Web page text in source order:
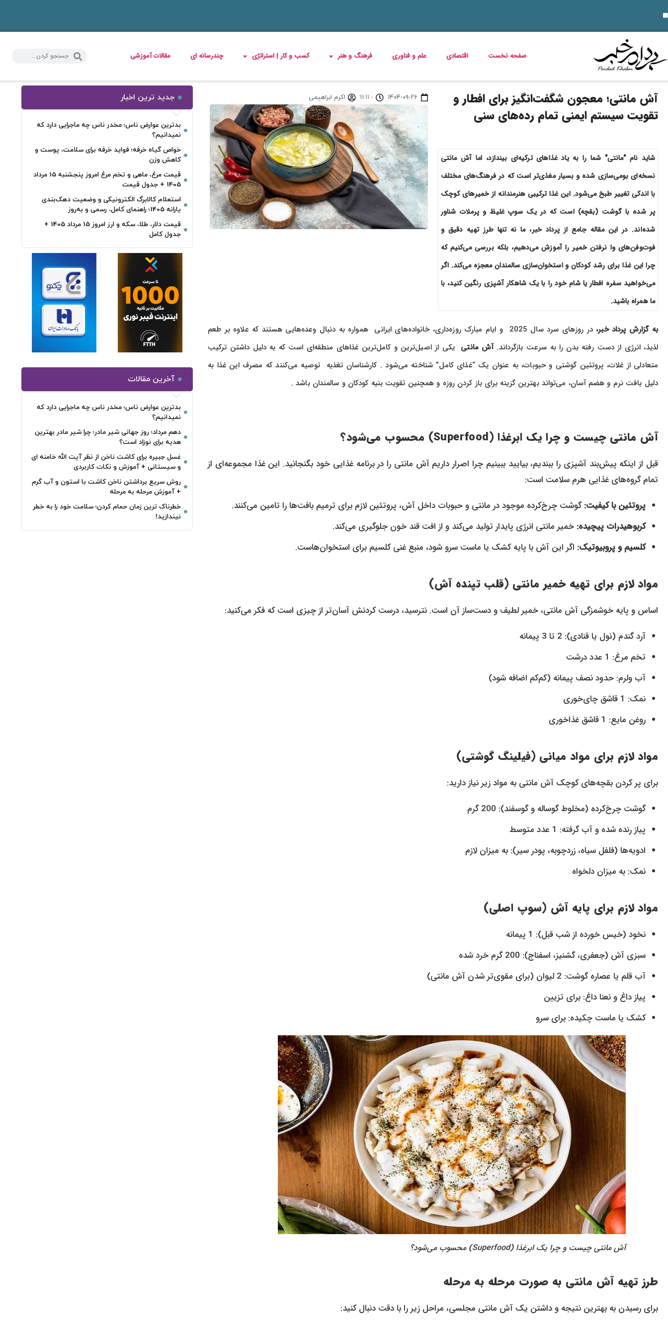
صفحه نخست اقتصادی علم و فناوری فرهنگ و هنر کسب و کار | استراتژی چندرسانه ای مقالات آموزشی
آش مانتی؛ معجون شگفت‌انگیز برای افطار و
تقویت سیستم ایمنی تمام رده‌های سنی
شاید نام "مانتی" شما را به یاد غذاهای ترکیه‌ای بیندازد، اما آش مانتی
نسخه‌ای بومی‌سازی شده و بسیار مغذی‌تر است که در فرهنگ‌های مختلف
با اندکی تغییر طبخ می‌شود. این غذا ترکیبی هنرمندانه از خمیرهای کوچک
پر شده با گوشت (بقچه) است که در یک سوپ غلیظ و پرملات شناور
شده‌اند. در این مقاله جامع از پرداد خبر، ما نه تنها طرز تهیه دقیق و
فوت‌وفن‌های وا نرفتن خمیر را آموزش می‌دهیم، بلکه بررسی می‌کنیم که
چرا این غذا برای رشد کودکان و استخوان‌سازی سالمندان معجزه می‌کند. اگر
می‌خواهید سفره افطار یا شام خود را با یک شاهکار آشپزی رنگین کنید، با
ما همراه باشید.
۱۴۰۴-۰۹-۲۶ - ۱۱:۱۱ اکرم ابراهیمی
به گزارش پرداد خبر،
در روزهای سرد سال 2025 و ایام مبارک روزه‌داری، خانواده‌های ایرانی همواره به دنبال وعده‌هایی هستند که علاوه بر طعم
لذیذ، انرژی از دست رفته بدن را به سرعت بازگرداند.آش مانتی یکی از اصیل‌ترین و کامل‌ترین غذاهای منطقه‌ای است که به دلیل داشتن ترکیب
متعادلی از غلات، پروتئین گوشتی و حبوبات، به عنوان یک “غذای کامل” شناخته می‌شود . کارشناسان تغذیه توصیه می‌کنند که مصرف این غذا به
دلیل بافت نرم و هضم آسان، می‌تواند بهترین گزینه برای باز کردن روزه و همچنین تقویت بنیه کودکان و سالمندان باشد .
آش مانتی چیست و چرا یک ابرغذا (Superfood) محسوب می‌شود؟
قبل از اینکه پیش‌بند آشپزی را ببندیم، بیایید ببینیم چرا اصرار داریم آش مانتی را در برنامه غذایی خود بگنجانید. این غذا مجموعه‌ای از
تمام گروه‌های غذایی هرم سلامت است:
پروتئین با کیفیت:گوشت چرخ‌کرده موجود در مانتی و حبوبات داخل آش، پروتئین لازم برای ترمیم بافت‌ها را تامین می‌کنند.
کربوهیدرات پیچیده: خمیر مانتی انرژی پایدار تولید می‌کند و از افت قند خون جلوگیری می‌کند.
کلسیم و پروبیوتیک: اگر این آش با پایه کشک یا ماست سرو شود، منبع غنی کلسیم برای استخوان‌هاست.
مواد لازم برای تهیه خمیر مانتی (قلب تپنده آش)
اساس و پایه خوشمزگی آش مانتی، خمیر لطیف و دست‌ساز آن است. نترسید، درست کردنش آسان‌تر از چیزی است که فکر می‌کنید:
آرد گندم (نول یا قنادی): 2 تا 3 پیمانه
تخم مرغ: 1 عدد درشت
آب ولرم: حدود نصف پیمانه (کم‌کم اضافه شود)
نمک: 1 قاشق چای‌خوری
روغن مایع: 1 قاشق غذاخوری
مواد لازم برای مواد میانی (فیلینگ گوشتی)
برای پر کردن بقچه‌های کوچک آش مانتی به مواد زیر نیاز دارید:
گوشت چرخ‌کرده (مخلوط گوساله و گوسفند): 200 گرم
پیاز رنده شده و آب گرفته: 1 عدد متوسط
ادویه‌ها (فلفل سیاه، زردچوبه، پودر سیر): به میزان لازم
نمک: به میزان دلخواه
مواد لازم برای پایه آش (سوپ اصلی)
نخود (خیس خورده از شب قبل): 1 پیمانه
سبزی آش (جعفری، گشنیز، اسفناج): 200 گرم خرد شده
آب قلم یا عصاره گوشت: 2 لیوان (برای مقوی‌تر شدن آش مانتی)
پیاز داغ و نعنا داغ: برای تزیین
کشک یا ماست چکیده: برای سرو
آش مانتی چیست و چرا یک ابرغذا (Superfood) محسوب می‌شود؟
طرز تهیه آش مانتی به صورت مرحله به مرحله
برای رسیدن به بهترین نتیجه و داشتن یک آش مانتی مجلسی، مراحل زیر را با دقت دنبال کنید:
جدید ترین اخبار
بدترین عوارض ناس؛ مخدر ناس چه ماجرایی دارد که
نمیدانیم؟
خواص گیاه خرفه؛ فواید خرفه برای سلامت، پوست و
کاهش وزن
قیمت مرغ، ماهی و تخم مرغ امروز پنجشنبه 15 مرداد
1405 + جدول قیمت
استعلام کالابرگ الکترونیکی و وضعیت دهک‌بندی
یارانه 1405؛ راهنمای کامل، رسمی و به‌روز
قیمت دلار، طلا، سکه و ارز امروز 15 مرداد 1405 +
جدول کامل
آخرین مقالات
بدترین عوارض ناس؛ مخدر ناس چه ماجرایی دارد که
نمیدانیم؟
دهم مرداد؛ روز جهانی شیر مادر؛ چرا شیر مادر بهترین
هدیه برای نوزاد است؟
غسل جبیره برای کاشت ناخن از نظر آیت الله خامنه ای
و سیستانی + آموزش و نکات کاربردی
روش سریع برداشتن ناخن کاشت با استون و آب گرم
+ آموزش مرحله به مرحله
خطرناک‌ ترین زمان‌ حمام کردن؛ سلامت خود را به خطر
نیندازید!